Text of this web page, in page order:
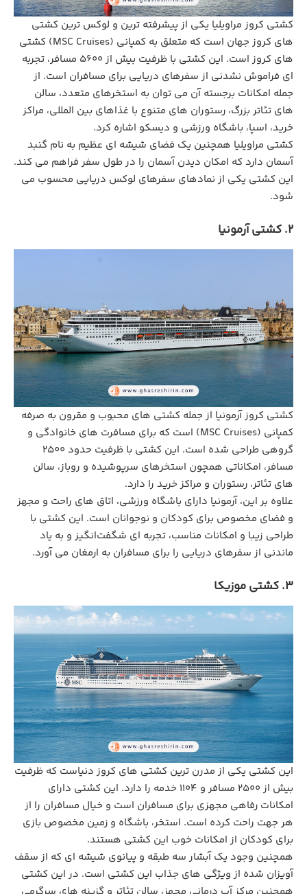
کشتی کروز مراویلیا یکی از پیشرفته ‌ترین و لوکس ‌ترین کشتی‌
های کروز جهان است که متعلق به کمپانی (MSC Cruises) کشتی
های کروز است. این کشتی با ظرفیت بیش از ۵۶۰۰ مسافر، تجربه‌
ای فراموش ‌نشدنی از سفرهای دریایی برای مسافران است. از
جمله امکانات برجسته آن می‌ توان به استخرهای متعدد، سالن‌
های تئاتر بزرگ، رستوران ‌های متنوع با غذاهای بین ‌المللی، مراکز
خرید، اسپا، باشگاه ورزشی و دیسکو اشاره کرد.
کشتی مراویلیا همچنین یک فضای شیشه‌ ای عظیم به نام گنبد
آسمان دارد که امکان دیدن آسمان را در طول سفر فراهم می ‌کند.
این کشتی یکی از نمادهای سفرهای لوکس دریایی محسوب می
‌شود.
2. کشتی آرمونیا
کشتی کروز آرمونیا از جمله کشتی ‌های محبوب و مقرون به صرفه
کمپانی (MSC Cruises) است که برای مسافرت‌ های خانوادگی و
گروهی طراحی شده است. این کشتی با ظرفیت حدود ۲۵۰۰
مسافر، امکاناتی همچون استخرهای سرپوشیده و روباز، سالن
‌های تئاتر، رستوران‌ و مراکز خرید را دارد.
علاوه بر این، آرمونیا دارای باشگاه ورزشی، اتاق‌ های راحت و مجهز
و فضای مخصوص برای کودکان و نوجوانان است. این کشتی با
طراحی زیبا و امکانات مناسب، تجربه ‌ای شگفت‌انگیز و به یاد
ماندنی از سفرهای دریایی را برای مسافران به ارمغان می ‌آورد.
3. کشتی موزیکا
این کشتی یکی از مدرن ترین کشتی های کروز دنیاست که ظرفیت
بیش از ۲۵۰۰ مسافر و ۱۱۰۴ خدمه را دارد. این کشتی دارای
امکانات رفاهی مجهزی برای مسافران است و خیال مسافران را از
هر جهت راحت کرده است. استخر، باشگاه و زمین مخصوص بازی
برای کودکان از امکانات خوب این کشتی هستند.
همچنین وجود یک آبشار سه طبقه و پیانوی شیشه ای که از سقف
آویزان شده از ویژگی های جذاب این کشتی است. در این کشتی